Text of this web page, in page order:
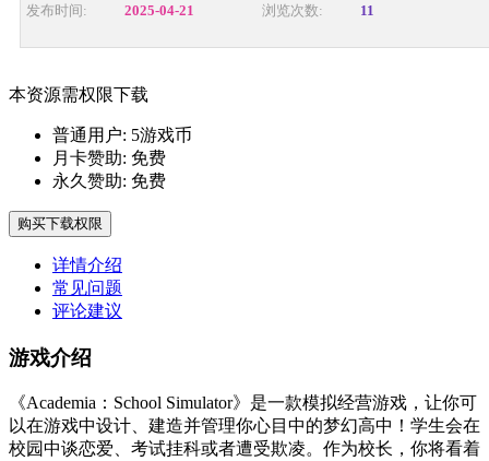
发布时间: 2025-04-21 浏览次数: 11
本资源需权限下载
普通用户: 5游戏币
月卡赞助: 免费
永久赞助: 免费
购买下载权限
详情介绍
常见问题
评论建议
游戏介绍
《Academia：School Simulator》是一款模拟经营游戏，让你可
以在游戏中设计、建造并管理你心目中的梦幻高中！学生会在
校园中谈恋爱、考试挂科或者遭受欺凌。作为校长，你将看着